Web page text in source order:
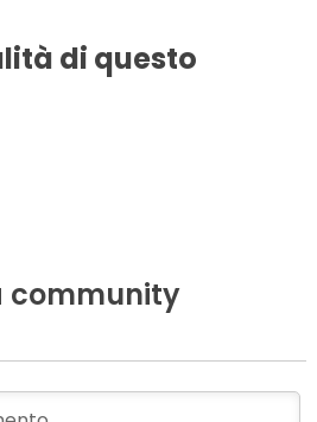
di questo
community